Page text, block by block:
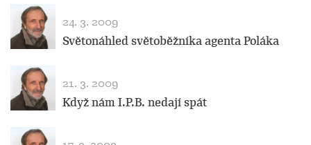
24. 3. 2009
Světonáhled světoběžníka agenta Poláka
21. 3. 2009
Když nám I.P.B. nedají spát